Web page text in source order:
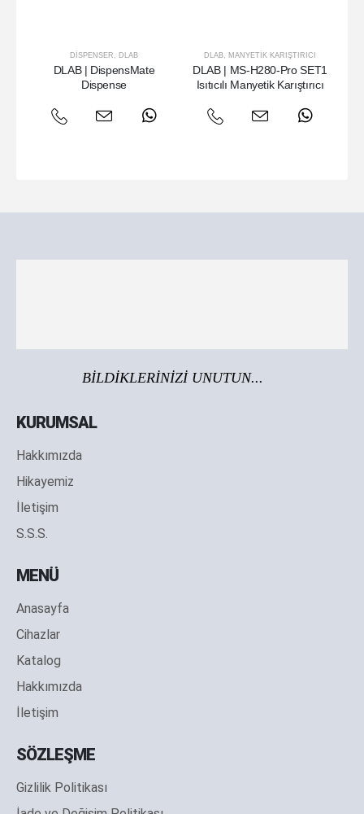
DISPENSER , DLAB
DLAB | DispensMate
Dispense
DLAB, MANYETIK KARIŞTIRICI
DLAB | MS-H280-Pro SET1
Isıtıcılı Manyetik Karıştırıcı
BİLDİKLERİNİZİ UNUTUN...
KURUMSAL
Hakkımızda
Hikayemiz
İletişim
S.S.S.
MENÜ
Anasayfa
Cihazlar
Katalog
Hakkımızda
İletişim
SÖZLEŞME
Gizlilik Politikası